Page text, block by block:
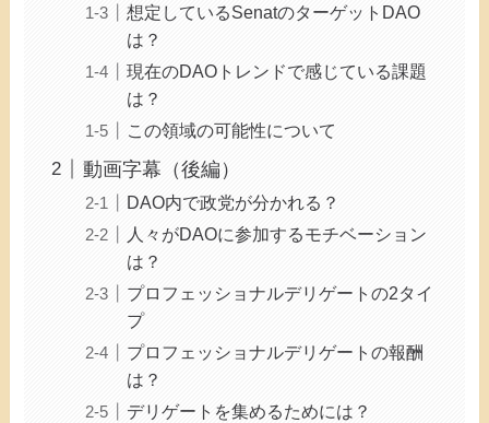
想定しているSenatのターゲットDAO
は？
現在のDAOトレンドで感じている課題
は？
この領域の可能性について
動画字幕（後編）
DAO内で政党が分かれる？
人々がDAOに参加するモチベーション
は？
プロフェッショナルデリゲートの2タイ
プ
プロフェッショナルデリゲートの報酬
は？
デリゲートを集めるためには？